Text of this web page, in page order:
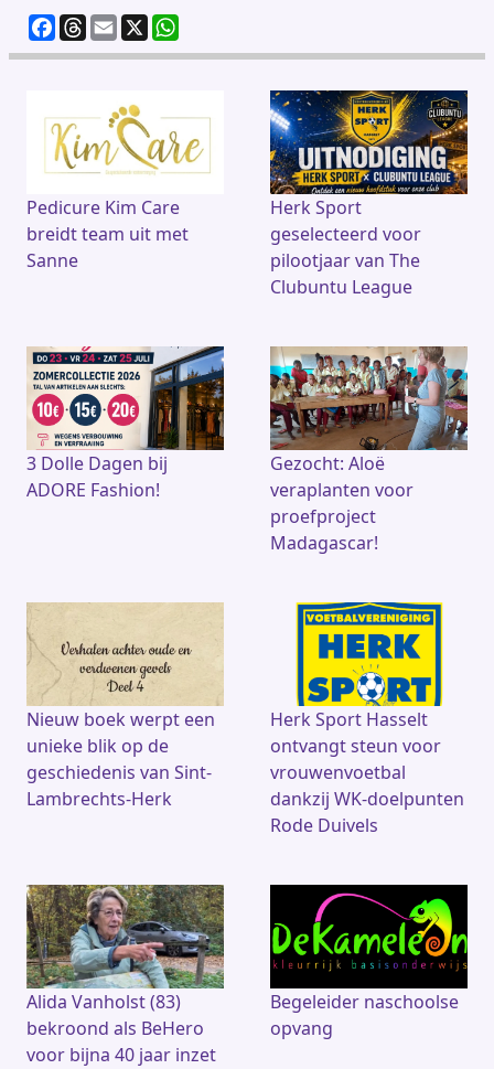
F
a
b
o
o
k
T
h
d
s
E
m
l
X
h
A
p
p
Pedicure Kim Care
breidt team uit met
Sanne
Herk Sport
geselecteerd voor
pilootjaar van The
Clubuntu League
3 Dolle Dagen bij
ADORE Fashion!
Gezocht: Aloë
veraplanten voor
proefproject
Madagascar!
Nieuw boek werpt een
unieke blik op de
geschiedenis van Sint-
Lambrechts-Herk
Herk Sport Hasselt
ontvangt steun voor
vrouwenvoetbal
dankzij WK-doelpunten
Rode Duivels
Alida Vanholst (83)
bekroond als BeHero
voor bijna 40 jaar inzet
Begeleider naschoolse
opvang